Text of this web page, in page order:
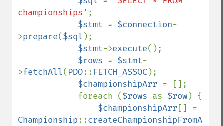
championships' ;
$stmt = $connection-
>prepare($sql );
$stmt->execute();
$rows = $stmt-
>fetchAll( PDO:: FETCH_ASSOC);
$championshipArr = [];
            foreach (
$rows as $row) {
$championshipArr
Championship::createChampionshipFromArray